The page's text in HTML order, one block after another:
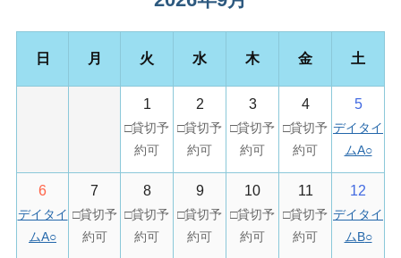
日 月 火 水 木 金 土
1 2 3 4 5
デイタイ
ムA○
6
デイタイ
ムA○
7 8 9 10 11 12
デイタイ
ムB○